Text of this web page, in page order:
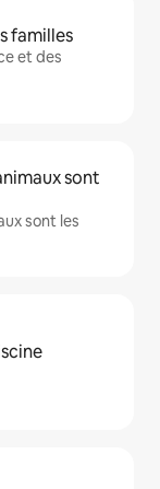
familles
et des
sont
sont les